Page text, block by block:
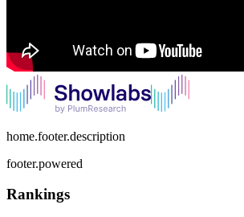
home.footer.description
footer.powered
Rankings